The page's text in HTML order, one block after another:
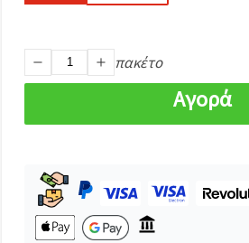
επιλέγοντας
κουμπί
Αποθήκευση.
Αποδέχομαι
πακέτο
Αγορά